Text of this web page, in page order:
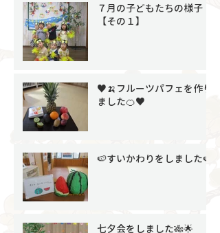
７月の子どもたちの様子
【その１】
♥🍌フルーツパフェを作り
ました🍊♥
🍉すいかわりをしました🍉
七夕会をしました🎋🌟